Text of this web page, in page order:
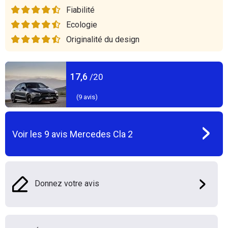
Fiabilité
Ecologie
Originalité du design
17,6 /20
(9avis)
Voir les 9 avis Mercedes Cla 2
Donnez votre avis